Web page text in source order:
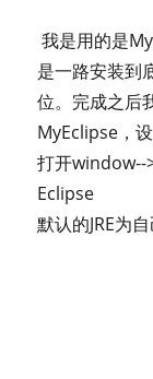
我是用的是
是一路安装到
位。完成之后
MyEclipse，
打开window--
Eclipse
默认的JRE为